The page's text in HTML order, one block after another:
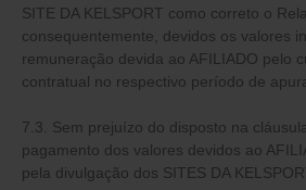
SITE DA KELSPORT como correto o
consequentemente, devidos os valores
remuneração devida ao AFILIADO pelo
contratual no respectivo período de
7.3. Sem prejuízo do disposto na
pagamento dos valores devidos ao
pela divulgação dos SITES DA